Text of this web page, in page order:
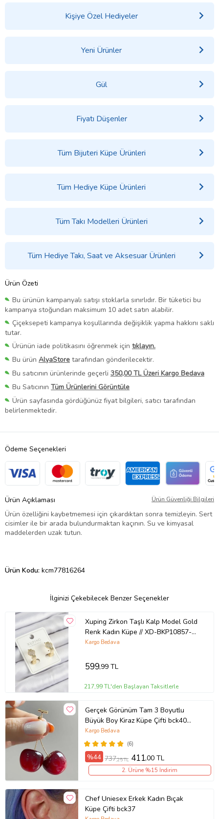
Kişiye Özel Hediyeler
Yeni Ürünler
Gül
Fiyatı Düşenler
Tüm Bijuteri Küpe Ürünleri
Tüm Hediye Küpe Ürünleri
Tüm Takı Modelleri Ürünleri
Tüm Hediye Takı, Saat ve Aksesuar Ürünleri
Ürün Özeti
Bu ürünün kampanyalı satışı stoklarla sınırlıdır. Bir tüketici bu
kampanya stoğundan maksimum 10 adet satın alabilir.
Çiçeksepeti kampanya koşullarında değişiklik yapma hakkını saklı
tutar.
Ürünün iade politikasını öğrenmek için tıklayın.
Bu ürün AlyaStore tarafından gönderilecektir.
Bu satıcının ürünlerinde geçerli 350,00 TL Üzeri Kargo Bedava
Bu Satıcının Tüm Ürünlerini Görüntüle
Ürün sayfasında gördüğünüz fiyat bilgileri, satıcı tarafından
belirlenmektedir.
Ödeme Seçenekleri
Ürün Açıklaması Ürün Güvenliği Bilgileri
Ürün özelliğini kaybetmemesi için çıkardıktan sonra temizleyin. Sert
cisimler ile bir arada bulundurmaktan kaçının. Su ve kimyasal
maddelerden uzak tutun.
Ürün Kodu: kcm77816264
İlginizi Çekebilecek Benzer Seçenekler
Xuping Zirkon Taşlı Kalp Model Gold
Renk Kadın Küpe // XD-BKP10857-
ST (Renksiz)
Kargo Bedava
599,99 TL
217,99 TL'den Başlayan Taksitlerle
Gerçek Görünüm Tam 3 Boyutlu
Büyük Boy Kiraz Küpe Çifti bck40
(Kırmızı)
(6)
Kargo Bedava
%44 737,25 TL 411,00 TL
2. Ürüne %15 İndirim
Chef Uniesex Erkek Kadın Bıçak
Küpe Çifti bck37